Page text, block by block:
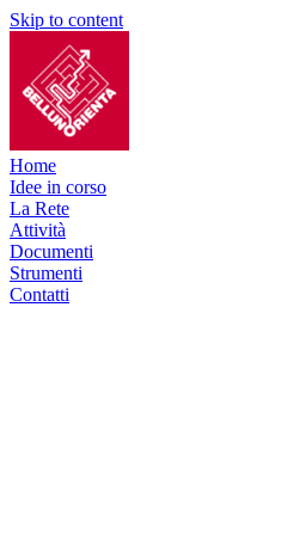
Skip to content
Home
Idee in corso
La Rete
Attività
Documenti
Strumenti
Contatti